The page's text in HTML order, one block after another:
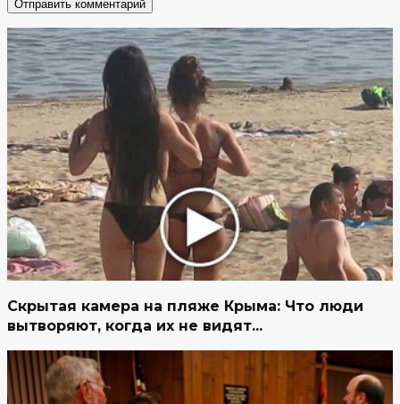
Скрытая камера на пляже Крыма: Что люди
вытворяют, когда их не видят...